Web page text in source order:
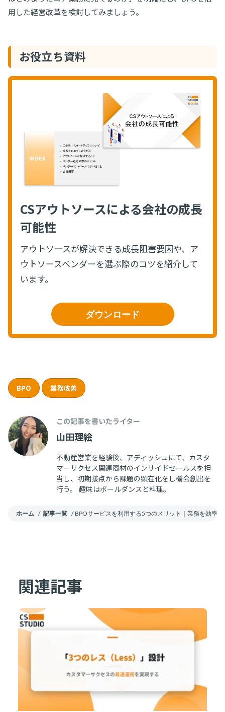
用した経営改革を検討してみましょう。
お役立ち資料
CSアウトソースによる会社の成長
可能性
アウトソースが解決できる成長阻害要因や、ア
ウトソースベンダーを選ぶ際のコツを紹介して
います。
ダウンロード
BPO 業務改善
この記事を書いたライター
山田理絵
不動産営業を経験後、アディッシュにて、カスタ
マーサクセス関連商材のインサイドセールスを担
当し、初期接点から課題の顕在化をし機会創出を
行う。 趣味はポールダンスと料理。
ホーム / 記事一覧 / BPOサービスを利用する5つのメリット｜業務を効率
関連記事